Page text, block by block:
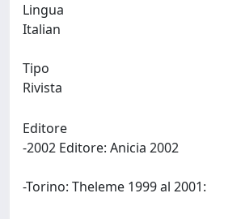
Lingua
Tipo
Rivista
Editore
-2002 Editore: Anicia 2002
-Torino: Theleme 1999 al 2001: